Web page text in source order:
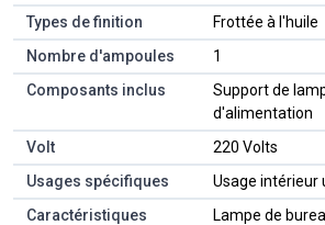
Types de finition
‎Frottée à l'huile
Nombre d'ampoules
‎1
Composants inclus
‎Support de
d'alimentation
Volt
‎220 Volts
Usages spécifiques
‎Usage intérieur
Caractéristiques
‎Lampe de